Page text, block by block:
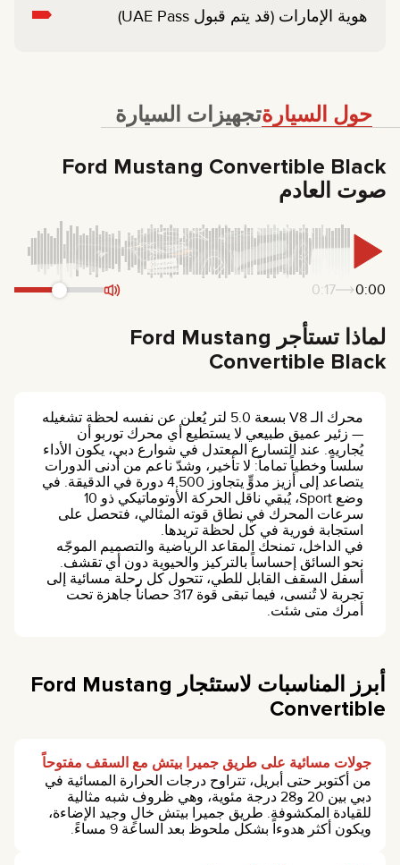
هوية الإمارات (قد يتم قبول UAE Pass)
حول السيارةتجهيزات السيارة
Ford Mustang Convertible Black
صوت العادم
0:00
0:17
لماذا تستأجر Ford Mustang
Convertible Black
محرك الـ V8 بسعة 5.0 لتر يُعلن عن نفسه لحظة تشغيله
— زئير عميق طبيعي لا يستطيع أي محرك توربو أن
يُجاريه. عند التسارع المعتدل في شوارع دبي، يكون الأداء
سلساً وخطياً تماماً: لا تأخير، وشدّ ناعم من أدنى الدورات
يتصاعد إلى أزيز مدوٍّ يتجاوز 4,500 دورة في الدقيقة. في
وضع Sport، يُبقي ناقل الحركة الأوتوماتيكي ذو 10
سرعات المحرك في نطاق قوته المثالي، فتحصل على
استجابة فورية في كل لحظة تريدها.
في الداخل، تمنحك المقاعد الرياضية والتصميم الموجّه
نحو السائق إحساساً بالتركيز والحيوية دون أي تقشف.
أسفل السقف القابل للطي، تتحول كل رحلة مسائية إلى
تجربة لا تُنسى، فيما تبقى قوة 317 حصاناً جاهزة تحت
أمرك متى شئت.
أبرز المناسبات لاستئجار Ford Mustang
Convertible
جولات مسائية على طريق جميرا بيتش مع السقف مفتوحاً
من أكتوبر حتى أبريل، تتراوح درجات الحرارة المسائية في
دبي بين 20 و28 درجة مئوية، وهي ظروف شبه مثالية
للقيادة المكشوفة. طريق جميرا بيتش خالٍ وجيد الإضاءة،
ويكون أكثر هدوءاً بشكل ملحوظ بعد الساعة 9 مساءً.